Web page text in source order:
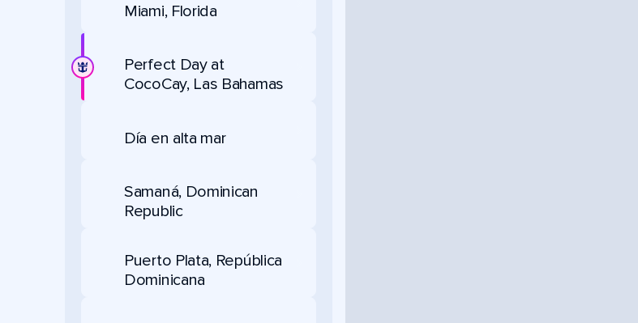
Miami, Florida
Perfect Day at
CocoCay, Las Bahamas
Día en alta mar
Samaná, Dominican
Republic
Puerto Plata, República
Dominicana